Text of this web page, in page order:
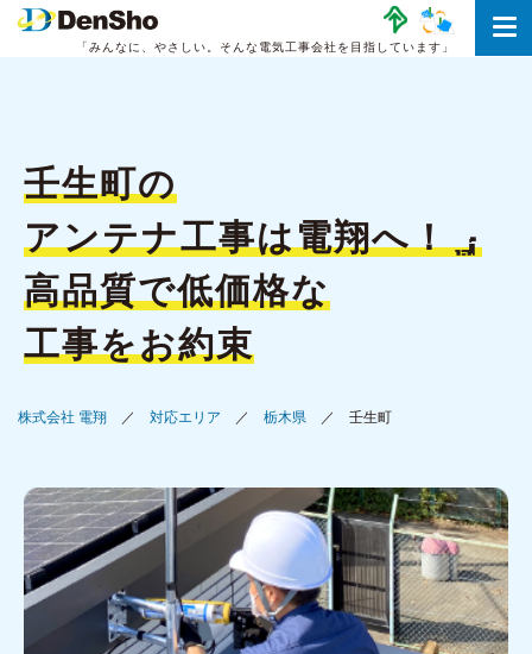
「みんなに、やさしい。 そんな電気工事会社を目指しています」
壬生町の
アンテナ工事は電翔へ！
高品質で低価格な
工事をお約束
株式会社 電翔 対応エリア 栃木県 壬生町